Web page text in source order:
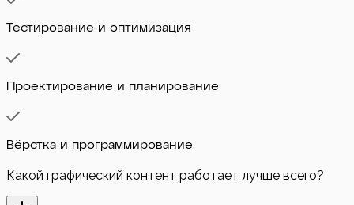
Тестирование и оптимизация
Проектирование и планирование
Вёрстка и программирование
Какой графический контент работает лучше всего?